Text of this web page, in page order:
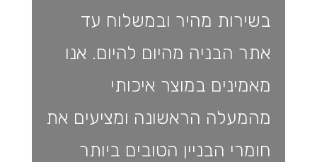
בשירות מהיר ובמשלוח עד
אתר הבניה מהיום להיום. אנו
מאמינים במוצר איכותי
מהמעלה הראשונה ומציעים את
חומרי הבניין הטובים ביותר